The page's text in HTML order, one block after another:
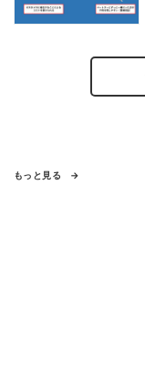
もっと見る